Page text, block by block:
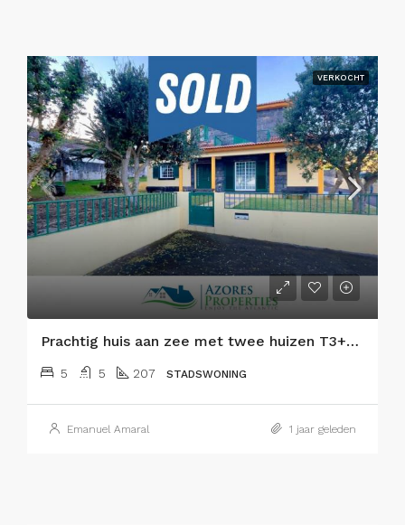
VERKOCHT
Prachtig huis aan zee met twee huizen T3+T2 met tuin en uitzicht op de oceaan op Faial eiland!
5 5 207 STADSWONING
Emanuel Amaral 1 jaar geleden